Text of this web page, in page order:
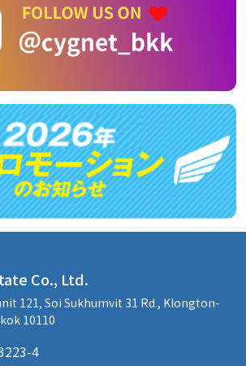
Co., Ltd.
121, Soi Sukhumvit 31 Rd., Klongton-
10110
4